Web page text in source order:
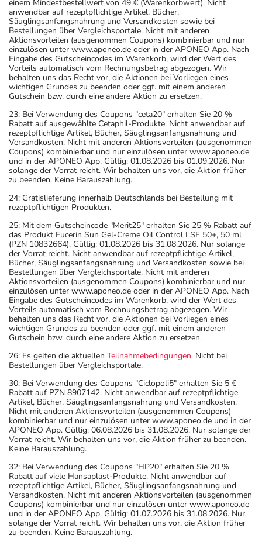
einem Mindestbestellwert von 49 € (Warenkorbwert). Nicht
anwendbar auf rezeptpflichtige Artikel, Bücher,
Säuglingsanfangsnahrung und Versandkosten sowie bei
Bestellungen über Vergleichsportale. Nicht mit anderen
Aktionsvorteilen (ausgenommen Coupons) kombinierbar und nur
einzulösen unter www.aponeo.de oder in der APONEO App. Nach
Eingabe des Gutscheincodes im Warenkorb, wird der Wert des
Vorteils automatisch vom Rechnungsbetrag abgezogen. Wir
behalten uns das Recht vor, die Aktionen bei Vorliegen eines
wichtigen Grundes zu beenden oder ggf. mit einem anderen
Gutschein bzw. durch eine andere Aktion zu ersetzen.
23: Bei Verwendung des Coupons "ceta20" erhalten Sie 20 %
Rabatt auf ausgewählte Cetaphil-Produkte. Nicht anwendbar auf
rezeptpflichtige Artikel, Bücher, Säuglingsanfangsnahrung und
Versandkosten. Nicht mit anderen Aktionsvorteilen (ausgenommen
Coupons) kombinierbar und nur einzulösen unter www.aponeo.de
und in der APONEO App. Gültig: 01.08.2026 bis 01.09.2026. Nur
solange der Vorrat reicht. Wir behalten uns vor, die Aktion früher
zu beenden. Keine Barauszahlung.
24: Gratislieferung innerhalb Deutschlands bei Bestellung mit
rezeptpflichtigen Produkten.
25: Mit dem Gutscheincode "Merit25" erhalten Sie 25 % Rabatt auf
das Produkt Eucerin Sun Gel-Creme Oil Control LSF 50+, 50 ml
(PZN 10832664). Gültig: 01.08.2026 bis 31.08.2026. Nur solange
der Vorrat reicht. Nicht anwendbar auf rezeptpflichtige Artikel,
Bücher, Säuglingsanfangsnahrung und Versandkosten sowie bei
Bestellungen über Vergleichsportale. Nicht mit anderen
Aktionsvorteilen (ausgenommen Coupons) kombinierbar und nur
einzulösen unter www.aponeo.de oder in der APONEO App. Nach
Eingabe des Gutscheincodes im Warenkorb, wird der Wert des
Vorteils automatisch vom Rechnungsbetrag abgezogen. Wir
behalten uns das Recht vor, die Aktionen bei Vorliegen eines
wichtigen Grundes zu beenden oder ggf. mit einem anderen
Gutschein bzw. durch eine andere Aktion zu ersetzen.
26: Es gelten die aktuellen Teilnahmebedingungen. Nicht bei
Bestellungen über Vergleichsportale.
30: Bei Verwendung des Coupons "Ciclopoli5" erhalten Sie 5 €
Rabatt auf PZN 8907142. Nicht anwendbar auf rezeptpflichtige
Artikel, Bücher, Säuglingsanfangsnahrung und Versandkosten.
Nicht mit anderen Aktionsvorteilen (ausgenommen Coupons)
kombinierbar und nur einzulösen unter www.aponeo.de und in der
APONEO App. Gültig: 06.08.2026 bis 31.08.2026. Nur solange der
Vorrat reicht. Wir behalten uns vor, die Aktion früher zu beenden.
Keine Barauszahlung.
32: Bei Verwendung des Coupons "HP20" erhalten Sie 20 %
Rabatt auf viele Hansaplast-Produkte. Nicht anwendbar auf
rezeptpflichtige Artikel, Bücher, Säuglingsanfangsnahrung und
Versandkosten. Nicht mit anderen Aktionsvorteilen (ausgenommen
Coupons) kombinierbar und nur einzulösen unter www.aponeo.de
und in der APONEO App. Gültig: 01.07.2026 bis 31.08.2026. Nur
solange der Vorrat reicht. Wir behalten uns vor, die Aktion früher
zu beenden. Keine Barauszahlung.